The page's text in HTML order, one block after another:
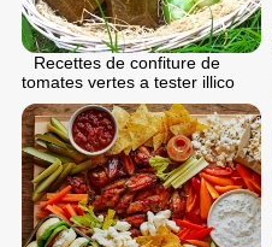
Recettes de confiture de
tomates vertes a tester illico